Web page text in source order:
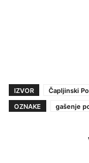
IZVOR
Čapljinski
OZNAKE
gašenje